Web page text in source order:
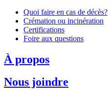
Quoi faire en cas de décès?
Crémation ou incinération
Certifications
Foire aux questions
À propos
Nous joindre